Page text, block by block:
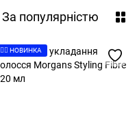
За популярністю
👉🏻 НОВИНКА